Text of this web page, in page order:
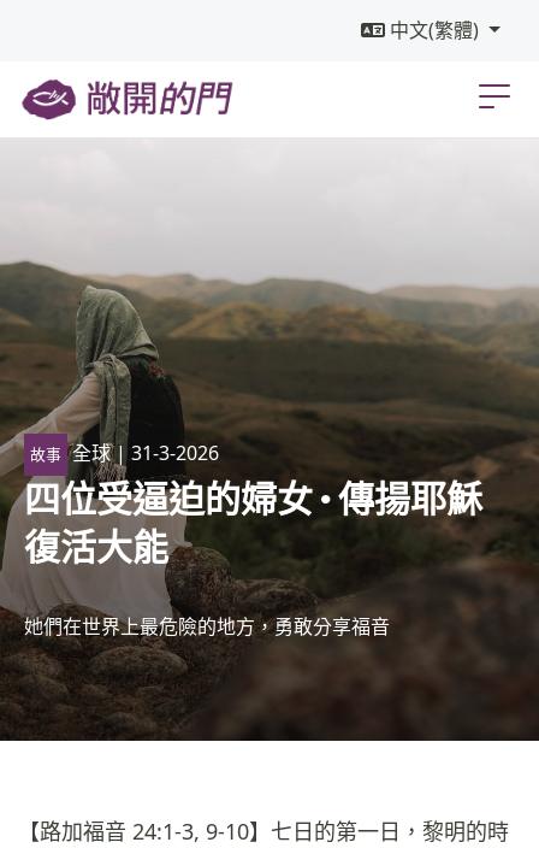
中文(繁體)
故事 全球| 31-3-2026
四位受逼迫的婦女 · 傳揚耶穌
復活大能
她們在世界上最危險的地方，勇敢分享福音
【路加福音 24:1-3, 9-10】七日的第一日，黎明的時